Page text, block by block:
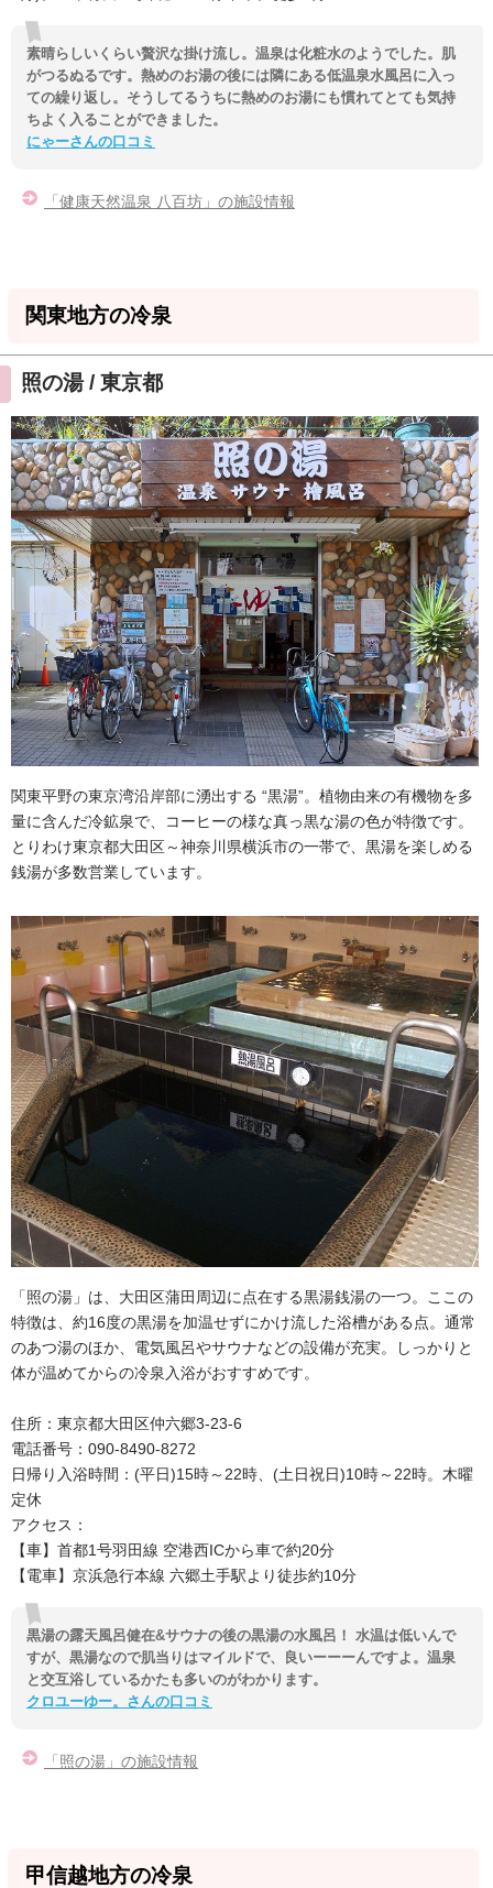
素晴らしいくらい贅沢な掛け流し。温泉は化粧水のようでした。肌
がつるぬるです。熱めのお湯の後には隣にある低温泉水風呂に入っ
ての繰り返し。そうしてるうちに熱めのお湯にも慣れてとても気持
ちよく入ることができました。
にゃーさんの口コミ
「健康天然温泉 八百坊」の施設情報
関東地方の冷泉
照の湯 / 東京都
関東平野の東京湾沿岸部に湧出する “黒湯”。植物由来の有機物を多
量に含んだ冷鉱泉で、コーヒーの様な真っ黒な湯の色が特徴です。
とりわけ東京都大田区～神奈川県横浜市の一帯で、黒湯を楽しめる
銭湯が多数営業しています。
「照の湯」は、大田区蒲田周辺に点在する黒湯銭湯の一つ。ここの
特徴は、約16度の黒湯を加温せずにかけ流した浴槽がある点。通常
のあつ湯のほか、電気風呂やサウナなどの設備が充実。しっかりと
体が温めてからの冷泉入浴がおすすめです。
住所：東京都大田区仲六郷3-23-6
電話番号：090-8490-8272
日帰り入浴時間：(平日)15時～22時、(土日祝日)10時～22時。木曜
定休
アクセス：
【車】首都1号羽田線 空港西ICから車で約20分
【電車】京浜急行本線 六郷土手駅より徒歩約10分
黒湯の露天風呂健在&サウナの後の黒湯の水風呂！ 水温は低いんで
すが、黒湯なので肌当りはマイルドで、良いーーーんですよ。温泉
と交互浴しているかたも多いのがわかります。
クロユーゆー。さんの口コミ
「照の湯」の施設情報
甲信越地方の冷泉